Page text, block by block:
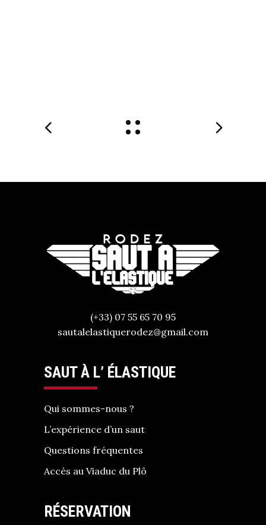
(+33) 07 55 65 70 95
sautalelastiquerodez@gmail.com
SAUT À L’ ÉLASTIQUE
Qui sommes-nous ?
L’expérience d’un saut
Questions fréquentes
Accès au Viaduc du Plô
RÉSERVATION